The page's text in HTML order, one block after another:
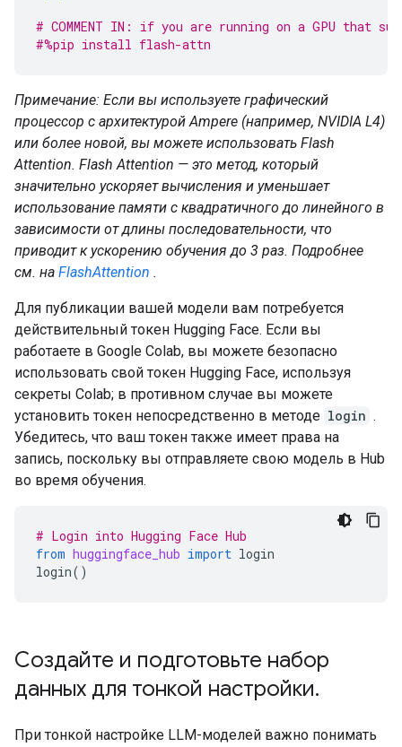
# COMMENT IN: if you are running on a GPU that
#%pip install flash-attn
Примечание: Если вы используете графический
процессор с архитектурой Ampere (например, NVIDIA L4)
или более новой, вы можете использовать Flash
Attention. Flash Attention — это метод, который
значительно ускоряет вычисления и уменьшает
использование памяти с квадратичного до линейного в
зависимости от длины последовательности, что
приводит к ускорению обучения до 3 раз. Подробнее
см. на FlashAttention .
Для публикации вашей модели вам потребуется
действительный токен Hugging Face. Если вы
работаете в Google Colab, вы можете безопасно
использовать свой токен Hugging Face, используя
секреты Colab; в противном случае вы можете
установить токен непосредственно в методе login .
Убедитесь, что ваш токен также имеет права на
запись, поскольку вы отправляете свою модель в Hub
во время обучения.
# Login into Hugging Face Hub
from huggingface_hub import login
login()
Создайте и подготовьте набор
данных для тонкой настройки.
При тонкой настройке LLM-моделей важно понимать